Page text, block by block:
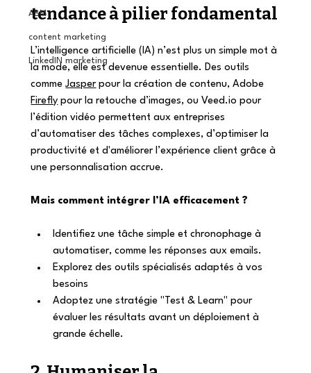
ABM
content marketing
LinkedIN marketing
tendance à pilier fondamental
L’intelligence artificielle (IA) n’est plus un simple mot à
la mode, elle est devenue essentielle. Des outils
comme Jasper pour la création de contenu, Adobe
Firefly pour la retouche d’images, ou Veed.io pour
l’édition vidéo permettent aux entreprises
d’automatiser des tâches complexes, d’optimiser la
productivité et d'améliorer l’expérience client grâce à
une personnalisation accrue.
Mais comment intégrer l’IA efficacement ?
Identifiez une tâche simple et chronophage à
automatiser, comme les réponses aux emails.
Explorez des outils spécialisés adaptés à vos
besoins
Adoptez une stratégie "Test & Learn" pour
évaluer les résultats avant un déploiement à
grande échelle.